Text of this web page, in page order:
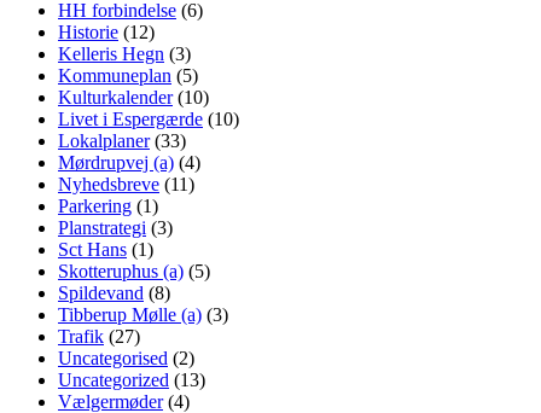
HH forbindelse (6)
Historie (12)
Kelleris Hegn (3)
Kommuneplan (5)
Kulturkalender(10)
Livet i Espergærde (10)
Lokalplaner(33)
Mørdrupvej (a) (4)
Nyhedsbreve (11)
Parkering (1)
Planstrategi (3)
Sct Hans (1)
Skotteruphus (a) (5)
Spildevand (8)
Tibberup Mølle (a) (3)
Trafik (27)
Uncategorised (2)
Uncategorized (13)
Vælgermøder(4)